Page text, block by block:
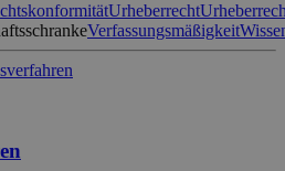
Urheberrecht
Verfassungsmäßigkeit